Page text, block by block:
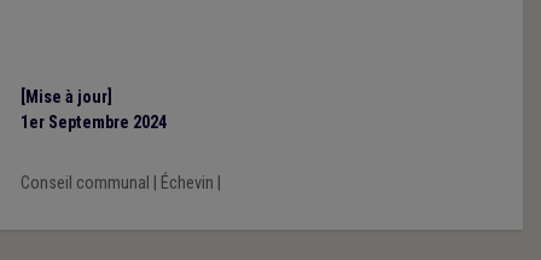
[Mise à jour]
1er Septembre 2024
Conseil communal Échevin